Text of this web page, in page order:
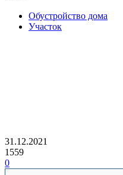
Обустройство дома
Участок
31.12.2021
1559
0